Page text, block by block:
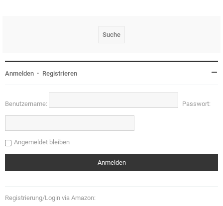
Anmelden • Registrieren
Benutzername: Passwort:
Angemeldet bleiben
Registrierung/Login via Amazon: